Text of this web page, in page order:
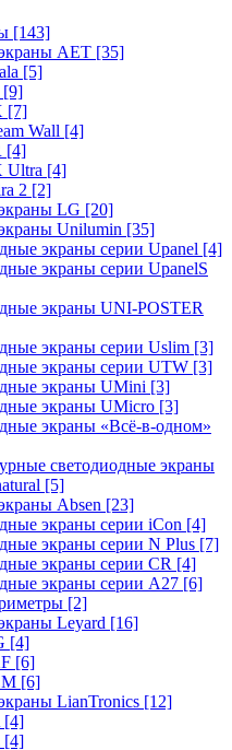
[143]
AET [35]
[5]
[9]
[7]
Wall [4]
[4]
Ultra [4]
2 [2]
LG [20]
Unilumin [35]
экраны серии Upanel [4]
экраны серии UpanelS
экраны UNI-POSTER
экраны серии Uslim [3]
экраны серии UTW [3]
экраны UMini [3]
экраны UMicro [3]
экраны «Всё-в-одном»
светодиодные экраны
[5]
Absen [23]
экраны серии iCon [4]
экраны серии N Plus [7]
экраны серии CR [4]
экраны серии А27 [6]
[2]
Leyard [16]
[4]
[6]
[6]
LianTronics [12]
[4]
[4]